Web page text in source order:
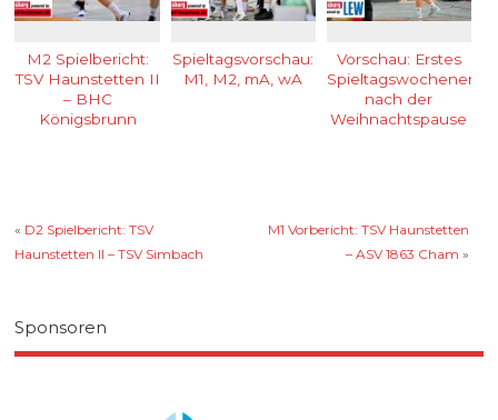
M2 Spielbericht:
TSV Haunstetten II
– BHC
Königsbrunn
Spieltagsvorschau:
M1, M2, mA, wA
Vorschau: Erstes
Spieltagswochenende
nach der
Weihnachtspause
« D2 Spielbericht: TSV
Haunstetten II – TSV Simbach
M1 Vorbericht: TSV Haunstetten
– ASV 1863 Cham »
Sponsoren